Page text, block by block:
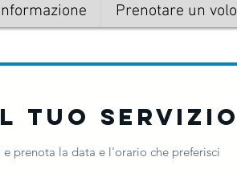
Prenotare un volo
tuo servizio
prenota la data e l'orario che preferisci